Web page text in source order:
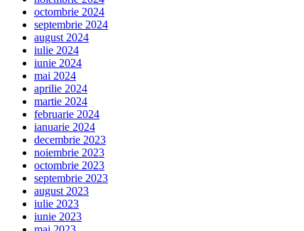
octombrie 2024
septembrie 2024
august 2024
iulie 2024
iunie 2024
mai 2024
aprilie 2024
martie 2024
februarie 2024
ianuarie 2024
decembrie 2023
noiembrie 2023
octombrie 2023
septembrie 2023
august 2023
iulie 2023
iunie 2023